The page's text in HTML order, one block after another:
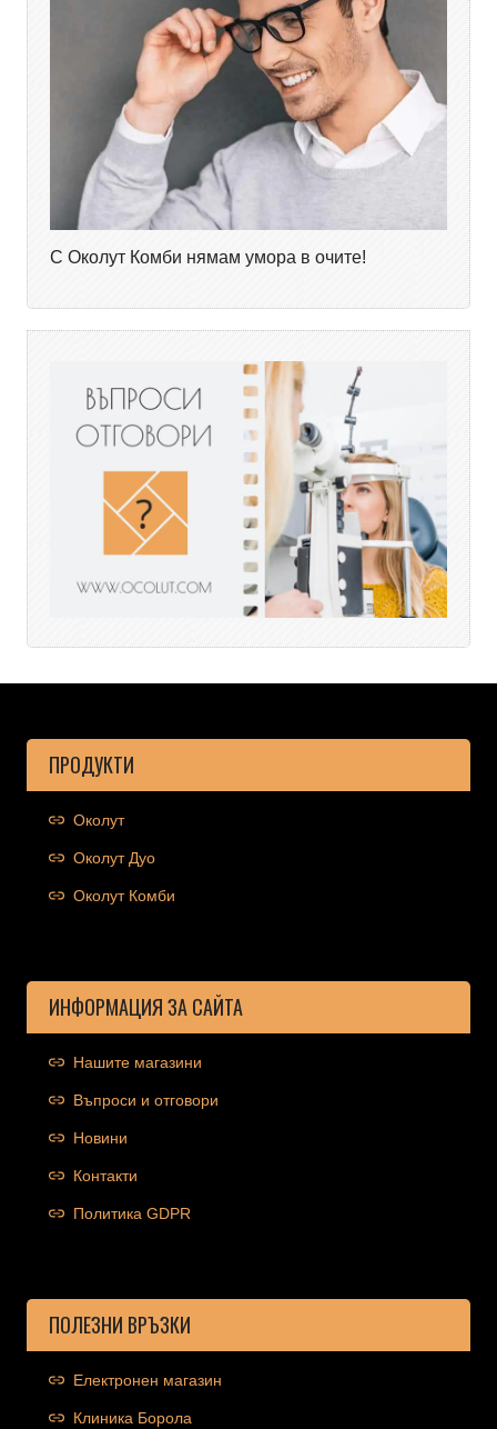
С Околут Комби нямам умора в очите!
ПРОДУКТИ
Околут
Околут Дуо
Околут Комби
ИНФОРМАЦИЯ ЗА САЙТА
Нашите магазини
Въпроси и отговори
Новини
Контакти
Политика GDPR
ПОЛЕЗНИ ВРЪЗКИ
Електронен магазин
Клиника Борола